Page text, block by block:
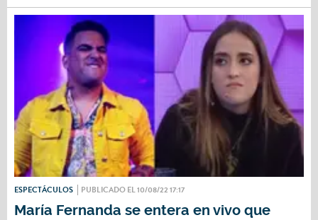
ESPECTÁCULOS PUBLICADO EL 10/08/22 17:17
María Fernanda se entera en vivo que